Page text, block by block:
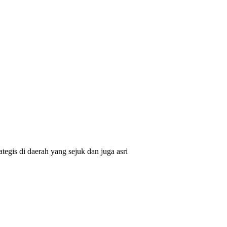
di daerah yang sejuk dan juga asri